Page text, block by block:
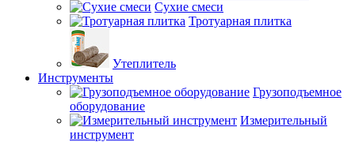
Сухие смеси
Тротуарная плитка
Утеплитель
Инструменты
Грузоподъемное
оборудование
Измерительный
инструмент